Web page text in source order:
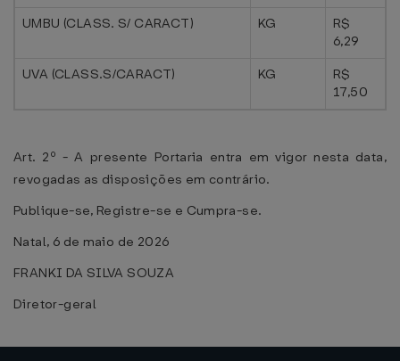
UMBU (CLASS. S/ CARACT)
KG
R$
6,29
UVA (CLASS.S/CARACT)
KG
R$
17,50
Art. 2º - A presente Portaria entra em vigor nesta data,
revogadas as disposições em contrário.
Publique-se, Registre-se e Cumpra-se.
Natal, 6 de maio de 2026
FRANKI DA SILVA SOUZA
Diretor-geral